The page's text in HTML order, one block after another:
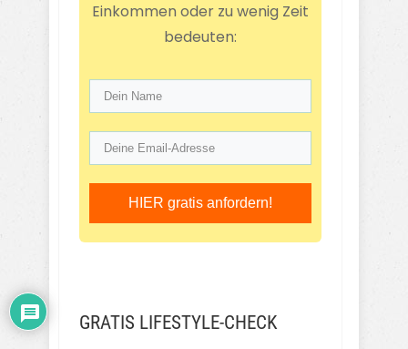
Einkommen oder zu wenig Zeit
bedeuten:
HIER gratis anfordern!
GRATIS LIFESTYLE-CHECK